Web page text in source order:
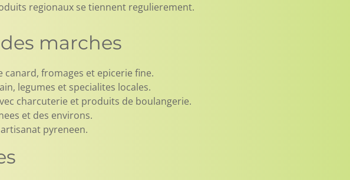
regionaux se tiennent regulierement.
marches
fromages et epicerie fine.
legumes et specialites locales.
charcuterie et produits de boulangerie.
et des environs.
pyreneen.